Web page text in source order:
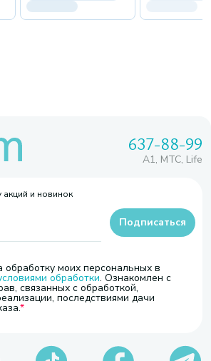
637-88-99
A1, МТС, Life
акций и новинок
моих персональных в
обработки. Ознакомлен с
связанных с обработкой,
последствиями дачи
Подписаться